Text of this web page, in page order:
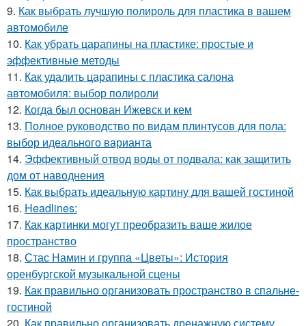
9. Как выбрать лучшую полироль для пластика в вашем
автомобиле
10. Как убрать царапины на пластике: простые и
эффективные методы
11. Как удалить царапины с пластика салона
автомобиля: выбор полироли
12. Когда был основан Ижевск и кем
13. Полное руководство по видам плинтусов для пола:
выбор идеального варианта
14. Эффективный отвод воды от подвала: как защитить
дом от наводнения
15. Как выбрать идеальную картину для вашей гостиной
16. Headlines:
17. Как картинки могут преобразить ваше жилое
пространство
18. Стас Намин и группа «Цветы»: История
оренбургской музыкальной сцены
19. Как правильно организовать пространство в спальне-
гостиной
20. Как правильно организовать дренажную систему